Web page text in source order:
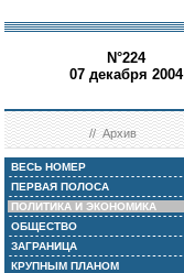
N°224
07 декабря 2004
//Архив
ВЕСЬ НОМЕР
ПЕРВАЯ ПОЛОСА
ПОЛИТИКА И ЭКОНОМИКА
ОБЩЕСТВО
ЗАГРАНИЦА
КРУПНЫМ ПЛАНОМ